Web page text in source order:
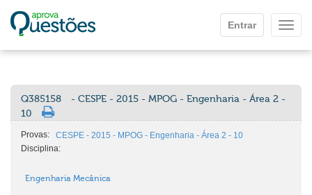
Entrar
Q385158
- CESPE - 2015 - MPOG - Engenharia - Área 2 -
10
Provas:
CESPE - 2015 - MPOG - Engenharia - Área 2 - 10
Disciplina:
Engenharia Mecânica